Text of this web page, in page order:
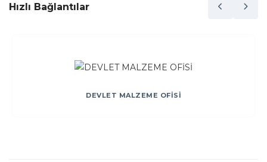
Hızlı Bağlantılar
DEVLET MALZEME OFİSİ